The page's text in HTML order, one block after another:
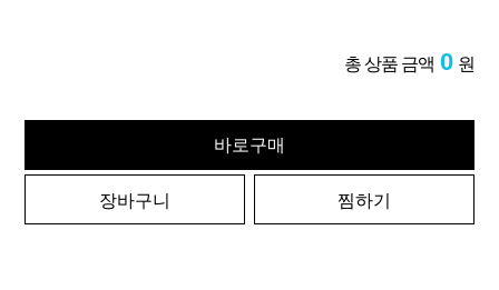
총 상품 금액 0 원
바로구매
장바구니 찜하기